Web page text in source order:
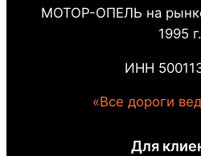
МОТОР-ОПЕЛЬ на
1995 г.
ИНН
«Все дороги
Для